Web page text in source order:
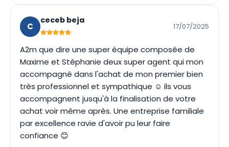
C
ceceb beja
17/07/2025
A2m que dire une super équipe composée de
Maxime et Stéphanie deux super agent qui mon
accompagné dans l'achat de mon premier bien
très professionnel et sympathique ☺️ ils vous
accompagnent jusqu'à la finalisation de votre
achat voir même après. Une entreprise familiale
par excellence ravie d'avoir pu leur faire
confiance 😊